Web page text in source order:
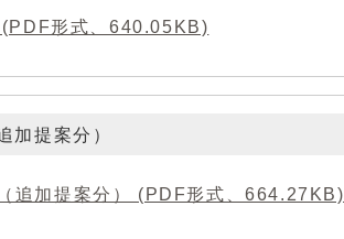
形式、640.05KB)
加提案分）
追加提案分） (PDF形式、664.27KB)